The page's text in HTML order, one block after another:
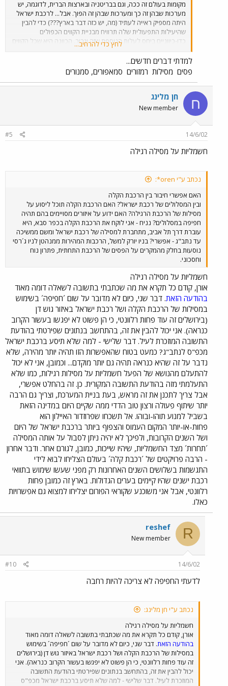
מקומות בעולם זה ככה, וגם בבריטניה ובארצות הברית, לדוגמה, יש
מערכות שבהן זה כך ומערכות שבהן זה הפוך. אבל... לרכבת ישראל
היתה מספיק ראייה לעתיד (מה, יש כזה דבר בארץ???) כדי להבין
שהיעילות התפעולית שלה תרוויח מבניית הקווים הכפולים
כדו-כיווניים ביחס לעלות הנוספת שזה יגרור. הכוונה היא שכל הקווים
הדו-מסילתיים של רכבת ישראל בנויים כך שניתן להסיע באותה מידה
את הרכבות בצד ימין או בצד שמאל. מבחינת המסילות (פסים זו
בהחלט לא המילה המתאימה כאן) זו בעצם פשרה, אבל מבחינת
האיתות (ברכבת אין ´רמזורים´ אלא ´סמאפורים´ ו-´סמנורים´) פשוט
הותקן הכל כפול. היעילות הנוספת כאן היא בעת חסימה של מסילה
אחת (בגלל עבודות תחזוקה/תאונה/תקלה/שריפה וכיו"ב), כאשר ניתן
להעביר לפחות זרימה מסוימת של רכבות על המסילה השנייה. ודבר
השמאלית, ובשטח של הרכבת הקלה תעבור לצד ימין??? הרי ממילא
הנהג יושב על ציר האמצע שלה. נהג של רכבת, בין אם היא עירונית,
ולדעתי ללמד אותו שהחל משלט מסויים (נגיד, כזה שכתוב עליו ´שטח
רכבת וחשמליות בהן מוחלף צד הנסיעה בזמן הנסיעה.
לחץ כדי להרחיב...
למדתי דברים חדשים...
פסים מסילות רמזורים סמאפורים, סמנורים
ח חן מלינג
New member
14/6/02
#5
חשמליות על מסילה רגילה
נכתב ע"י oren*:
האם אפשרי חיבור בין הרכבת הקלה
ובין המסלולים של רכבת ישראל? האם הרכבת הקלה תוכל ליסוע על
מסילות של הרכבת הרגילה? האם ידוע על איזורים מסויימים בהם תהיה
חפיפה במסלולים? נניח - אני לוקח את הרכבת הקלה בכפר סבא, היא
עוברת דרך תל אביב, מתחברת למסילה של רכבת ישראל ומשם ממשיכה
עד נתב"ג - אפשרי? בניו יורק למשל, הרכבות המהירות ממנהטן לניו ג´רסי
נוסעות בחלק מהמקרים על הפסים של הרכבת התחתית, פתרון נוח
וחסכוני.
חשמליות על מסילה רגילה
אורן, קודם כל תקרא את מה שכתבתי בתשובה לשאלה דומה מאוד
בהודעה הזאת. דבר שני, כיום לא מדובר על שום ´חפיפה´ בשימוש
במסילות של הרכבת הקלה ושל רכבת ישראל באיזור גוש דן
(בירושלים זה עוד פחות רלוונטי, כי הן פשוט לא יפגשו בעשור הקרוב
כנראה). אני יכול להבין את זה, בהתחשב בנתונים שפירטתי בהודעת
התשובה המוזכרת לעיל. דבר שלישי - למה שלא תיסע ברכבת ישראל
מכפ"ס לנתב"ג? כמעט בטוח שהאפשרות הזו תהיה יותר מהירה, שלא
נדבר על זה שהיא כנראה תהיה גם יותר מוקדם... וכמובן, אני לא יכול
להתעלם מהנושא של הפעל חשמליות על מסילות רגילות, כמו שלא
התעלמתי מזה בהודעת התשובה המקורית. כן. זה בהחלט אפשרי,
אבל צריך לתכנן את זה מראש, בעת בניית המערכת, וצריך גם הרבה
יותר שיתוף פעולה ורצון טוב הדדי ממה שקיים היום במדינה הזאת
בשביל למנוע תוהו-ובוהו. אל תשכחו שפרוזדור האיילון הוא
פחות-או-יותר המקום העמוס והצפוף ביותר ברכבת ישראל של היום
ושל השנים הקרובות, ולפיכך לא יהיה ניתן לסבול על אותה המסילה
´תחרות´ מצד החשמליות, שיהיו שייכות, כמובן, לגורם אחר. ודבר אחרון
- הרבה פרויקטים של ´רכבת קלה´ בעולם הצליחו לבוא לידי
התגשמות בשלושים השנים האחרונות רק מפני שעשו שימוש בתוואי
רכבת ישנים שהיו קיימים בערים הגדולות. בארץ זה כמובן פחות
רלוונטי, אבל אני משוכנע שקוראי הפורום יצליחו למצוא גם אפשרויות
כאלו.
R
reshef
New member
14/6/02
#10
לדעתי החפיפה לא צריכה להיות רחבה
נכתב ע"י חן מלינג:
חשמליות על מסילה רגילה
אורן, קודם כל תקרא את מה שכתבתי בתשובה לשאלה דומה מאוד
בהודעה הזאת. דבר שני, כיום לא מדובר על שום ´חפיפה´ בשימוש
במסילות של הרכבת הקלה ושל רכבת ישראל באיזור גוש דן (בירושלים
זה עוד פחות רלוונטי, כי הן פשוט לא יפגשו בעשור הקרוב כנראה). אני
יכול להבין את זה, בהתחשב בנתונים שפירטתי בהודעת התשובה
המוזכרת לעיל. דבר שלישי - למה שלא תיסע ברכבת ישראל מכפ"ס